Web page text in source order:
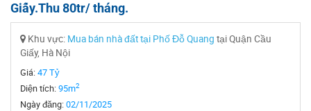
Giấy.Thu 80tr/ tháng.
Khu vực: Mua bán nhà đất tại Phố Đỗ Quang tại Quận Cầu
Giấy, Hà Nội
Giá:47 Tỷ
Diện tích:95m2
Ngày đăng:02/11/2025